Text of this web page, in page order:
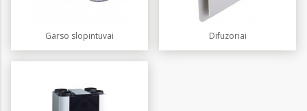
Garso slopintuvai Difuzoriai